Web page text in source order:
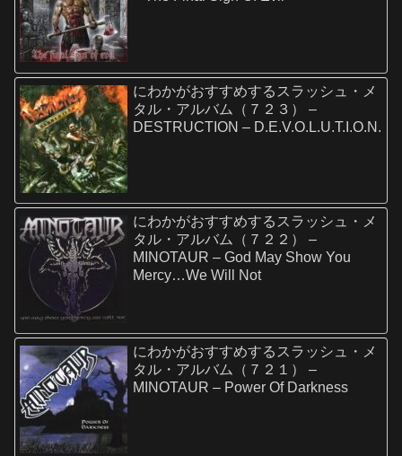
にわかがおすすめするスラッシュ・メ
タル・アルバム（７２３） –
DESTRUCTION – D.E.V.O.L.U.T.I.O.N.
にわかがおすすめするスラッシュ・メ
タル・アルバム（７２２） –
MINOTAUR – God May Show You
Mercy…We Will Not
にわかがおすすめするスラッシュ・メ
タル・アルバム（７２１） –
MINOTAUR – Power Of Darkness